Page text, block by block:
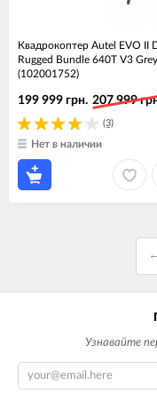
Квадрокоптер Autel EVO II
Rugged Bundle 640T V3 Grey
(102001752)
(3)
199 999 грн. 207 999
Нет в наличии
←
Узнавайте